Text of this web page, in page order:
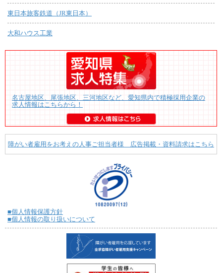
東日本旅客鉄道（JR東日本）
大和ハウス工業
名古屋地区、尾張地区、三河地区など、愛知県内で積極採用企業の
求人情報はこちらから！
障がい者雇用をお考えの人事ご担当者様 広告掲載・資料請求はこちら
■個人情報保護方針
■個人情報の取り扱いについて